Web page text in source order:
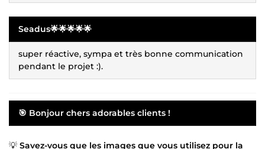
Seadus🌟🌟🌟🌟🌟
super réactive, sympa et très bonne communication
pendant le projet :).
🎯 Bonjour chers adorables clients !
💡 Savez-vous que les images que vous utilisez pour la